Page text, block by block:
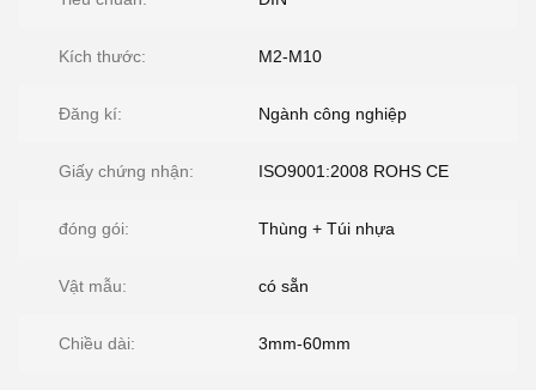
Kích thước: M2-M10
Đăng kí: Ngành công nghiệp
Giấy chứng nhận: ISO9001:2008 ROHS CE
đóng gói: Thùng + Túi nhựa
Vật mẫu: có sẵn
Chiều dài: 3mm-60mm